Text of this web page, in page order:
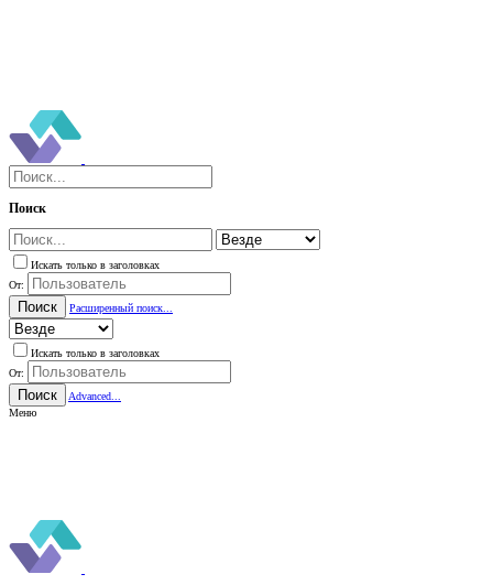
Поиск
Искать только в заголовках
От:
Поиск Расширенный поиск...
Искать только в заголовках
От:
Поиск
Advanced...
Меню